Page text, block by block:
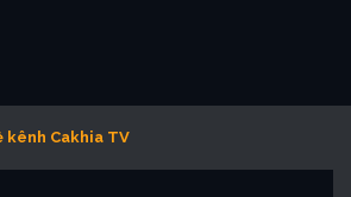
kênh Cakhia TV